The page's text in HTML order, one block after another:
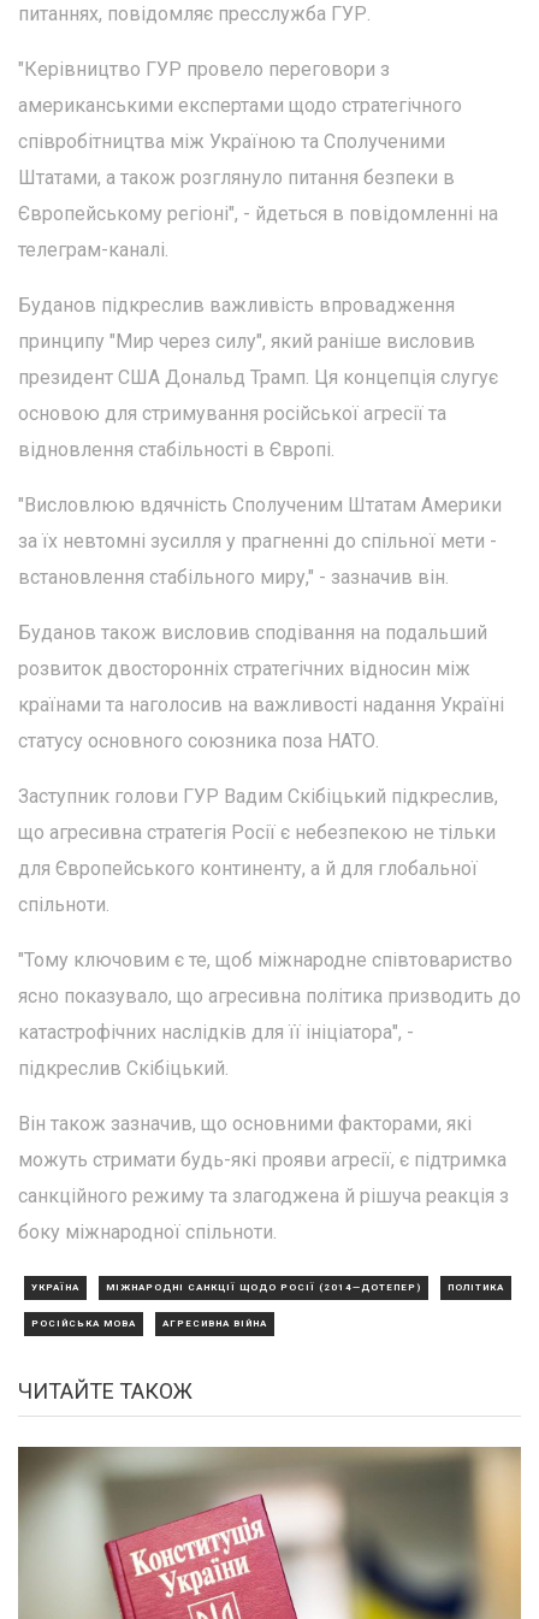
питаннях, повідомляє пресслужба ГУР.
"Керівництво ГУР провело переговори з
американськими експертами щодо стратегічного
співробітництва між Україною та Сполученими
Штатами, а також розглянуло питання безпеки в
Європейському регіоні", - йдеться в повідомленні на
телеграм-каналі.
Буданов підкреслив важливість впровадження
принципу "Мир через силу", який раніше висловив
президент США Дональд Трамп. Ця концепція слугує
основою для стримування російської агресії та
відновлення стабільності в Європі.
"Висловлюю вдячність Сполученим Штатам Америки
за їх невтомні зусилля у прагненні до спільної мети -
встановлення стабільного миру," - зазначив він.
Буданов також висловив сподівання на подальший
розвиток двосторонніх стратегічних відносин між
країнами та наголосив на важливості надання Україні
статусу основного союзника поза НАТО.
Заступник голови ГУР Вадим Скібіцький підкреслив,
що агресивна стратегія Росії є небезпекою не тільки
для Європейського континенту, а й для глобальної
спільноти.
"Тому ключовим є те, щоб міжнародне співтовариство
ясно показувало, що агресивна політика призводить до
катастрофічних наслідків для її ініціатора", -
підкреслив Скібіцький.
Він також зазначив, що основними факторами, які
можуть стримати будь-які прояви агресії, є підтримка
санкційного режиму та злагоджена й рішуча реакція з
боку міжнародної спільноти.
УКРАЇНА МІЖНАРОДНІ САНКЦІЇ ЩОДО РОСІЇ (2014—ДОТЕПЕР) ПОЛІТИКА
РОСІЙСЬКА МОВА АГРЕСИВНА ВІЙНА
ЧИТАЙТЕ ТАКОЖ